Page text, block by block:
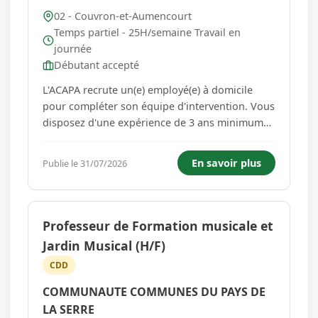
02 - Couvron-et-Aumencourt
Temps partiel - 25H/semaine Travail en
journée
Débutant accepté
L'ACAPA recrute un(e) employé(e) à domicile
pour compléter son équipe d'intervention. Vous
disposez d'une expérience de 3 ans minimum
d'Auxiliaire de vie ou Bac ASSP ou TISF. Si vous
n'avez pas de diplôme, un parcours d'accueil
sera organisé d'un tota...
Publie le 31/07/2026 En savoir plus
Professeur de Formation musicale et
Jardin Musical (H/F)
CDD
COMMUNAUTE COMMUNES DU PAYS DE
LA SERRE